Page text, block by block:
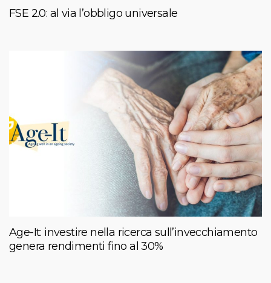
FSE 2.0: al via l’obbligo universale
Age-It: investire nella ricerca sull’invecchiamento
genera rendimenti fino al 30%